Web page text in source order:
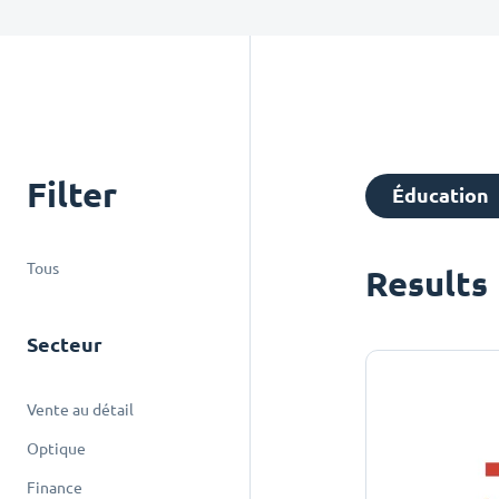
Filter
Tous
Secteur
Vente au détail
Optique
Finance
Éducation
Results